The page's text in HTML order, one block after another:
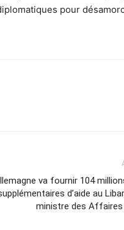
pour
va fournir 104
d’aide au
ministre des Affaires